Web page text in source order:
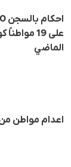
على 19
الماضي
اعدام مواطن